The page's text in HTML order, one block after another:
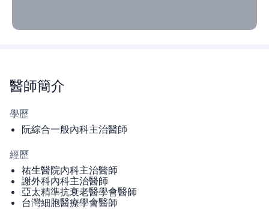
醫師簡介
學歷
阮綜合一般內科主治醫師
經歷
祐生醫院內科主治醫師
謝外科內科主治醫師
亞太精準抗衰老醫學會醫師
台灣細胞醫療學會醫師